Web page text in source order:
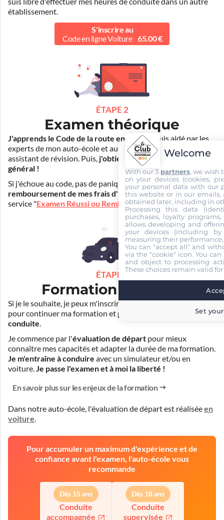
établissement.
S'inscrire au
Code en ligne Voiture 65.00 €
ÉTAPE 2
Examen théorique
J'apprends le Code de la route en ligne. Je suis aidé par les
experts de mon auto-école et aussi par Mister Codes, mon
assistant de révision. Puis, j'obtiens l'examen théorique
général !
Si j'échoue au code, pas de panique ! Je peux bénéficier du
remboursement de mes frais d'inscription(30€) grâce au
service "Examen Réussi ou Remboursé".
ÉTAPE 3
Formation pratique
Si je le souhaite, je peux m'inscrire auprès de mon auto-école
pour continuer ma formation et prendre des cours de
conduite.
Je commence par l'évaluation de départ pour mieux
connaître mes capacités et adapter la durée de ma formation.
Je m'entraîne à conduire avec un simulateur et/ou en
voiture.Je passe l'examen et à moi la liberté !
En savoir plus sur les enjeux de la formation
Dans notre auto-école, l'évaluation de départ est réaliséeen
voiture.
Pour accumuler un maximum d'expérience et de
confiance avant l'examen, l'auto-école vous
recommande
Dès 15 ans
Conduite
accompagnée
Dès 18 ans
Conduite
supervisée
Welcome
With our 3 partners, we wish
on your devices (cookies,
your personal data with our
this website or in our emails,
obtained later, including in
Processing this data
purchases, loyalty
allows developing and
your devices (including
measuring their
You can "accept all" and
via the "cookie" icon. You
and object to processing
These choices remain valid
Set